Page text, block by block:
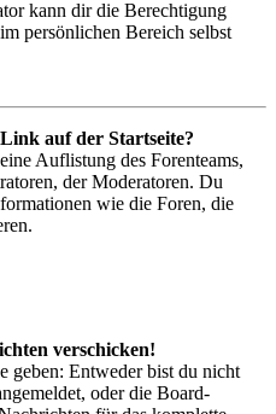
kann dir die Berechtigung
persönlichen Bereich selbst
auf der Startseite?
Auflistung des Forenteams,
der Moderatoren. Du
wie die Foren, die
verschicken!
geben: Entweder bist du nicht
oder die Board-